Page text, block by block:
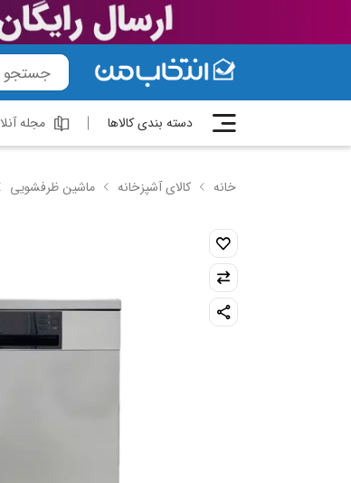
دسته بندی کالاها مجله
خانه کالای آشپزخانه ماشین ظرفشویی